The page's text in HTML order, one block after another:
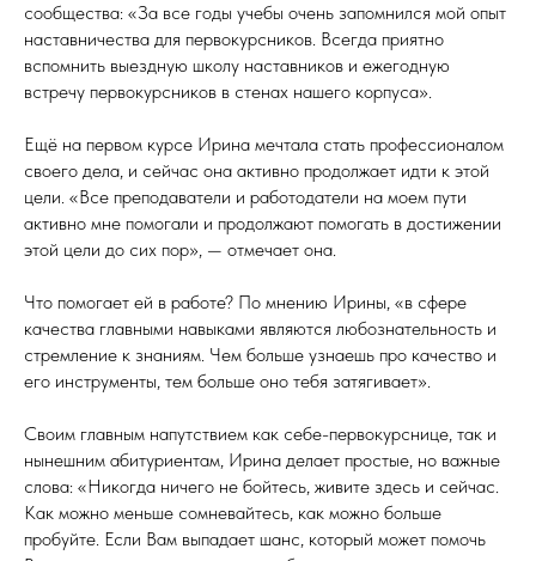
сообщества: «За все годы учебы очень запомнился мой опыт
наставничества для первокурсников. Всегда приятно
вспомнить выездную школу наставников и ежегодную
встречу первокурсников в стенах нашего корпуса».
Ещё на первом курсе Ирина мечтала стать профессионалом
своего дела, и сейчас она активно продолжает идти к этой
цели. «Все преподаватели и работодатели на моем пути
активно мне помогали и продолжают помогать в достижении
этой цели до сих пор», — отмечает она.
Что помогает ей в работе? По мнению Ирины, «в сфере
качества главными навыками являются любознательность и
стремление к знаниям. Чем больше узнаешь про качество и
его инструменты, тем больше оно тебя затягивает».
Своим главным напутствием как себе-первокурснице, так и
нынешним абитуриентам, Ирина делает простые, но важные
слова: «Никогда ничего не бойтесь, живите здесь и сейчас.
Как можно меньше сомневайтесь, как можно больше
пробуйте. Если Вам выпадает шанс, который может помочь